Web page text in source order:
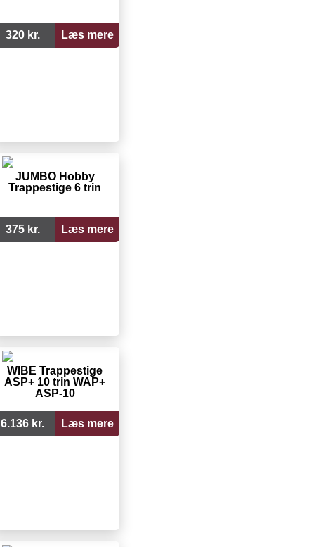
320 kr. Læs mere
JUMBO Hobby
Trappestige 6 trin
375 kr. Læs mere
WIBE Trappestige
ASP+ 10 trin WAP+
ASP-10
6.136 kr. Læs mere